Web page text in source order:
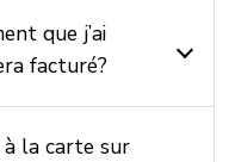
que j’ai
facturé?
la carte sur